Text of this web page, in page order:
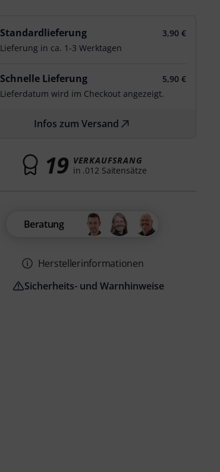
Standardlieferung
3,90 €
Lieferung in ca. 1-3 Werktagen
Schnelle Lieferung
5,90 €
Lieferdatum wird im Checkout angezeigt.
Infos zum Versand
19 VERKAUFSRANG
in .012 Saitensätze
Beratung
Herstellerinformationen
Sicherheits- und Warnhinweise